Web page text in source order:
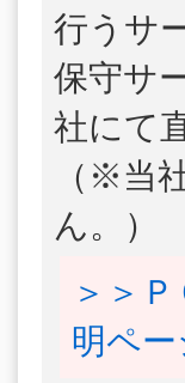
行うサ
保守サ
社にて
（※当
ん。）
＞＞
明ペ